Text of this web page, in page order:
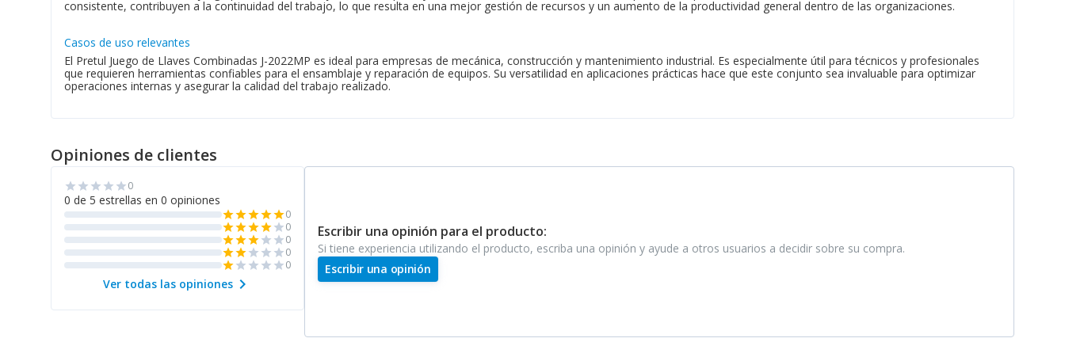
consistente, contribuyen a la continuidad del trabajo, lo que resulta en una mejor gestión de recursos y un aumento de la productividad general dentro de las organizaciones.
Casos de uso relevantes
El Pretul Juego de Llaves Combinadas J-2022MP es ideal para empresas de mecánica, construcción y mantenimiento industrial. Es especialmente útil para técnicos y profesionales
que requieren herramientas confiables para el ensamblaje y reparación de equipos. Su versatilidad en aplicaciones prácticas hace que este conjunto sea invaluable para optimizar
operaciones internas y asegurar la calidad del trabajo realizado.
Opiniones de clientes
star star star star star0
0 de 5 estrellas en 0 opiniones
starstarstarstarstar0
starstarstarstarstar0
starstarstarstar star0
starstarstar star star0
starstar star star star0
Ver todas las opinioneschevron_right
Escribir una opinión para el producto:
Si tiene experiencia utilizando el producto, escriba una opinión y ayude a otros usuarios a decidir sobre su compra.
Escribir una opinión